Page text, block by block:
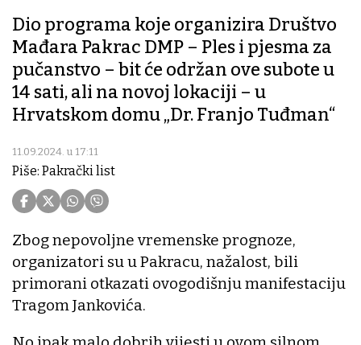
Dio programa koje organizira Društvo
Mađara Pakrac DMP – Ples i pjesma za
pučanstvo – bit će održan ove subote u
14 sati, ali na novoj lokaciji – u
Hrvatskom domu „Dr. Franjo Tuđman“
11.09.2024. u 17:11
Piše: Pakrački list
Zbog nepovoljne vremenske prognoze,
organizatori su u Pakracu, nažalost, bili
primorani otkazati ovogodišnju manifestaciju
Tragom Jankovića.